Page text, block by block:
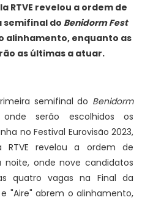
RTVE revelou a ordem de
semifinal do Benidorm Fest
alinhamento, enquanto as
as últimas a atuar.
semifinal do Benidorm
serão escolhidos os
no Festival Eurovisão 2023,
RTVE revelou a ordem de
onde nove candidatos
quatro vagas na Final da
"Aire" abrem o alinhamento,